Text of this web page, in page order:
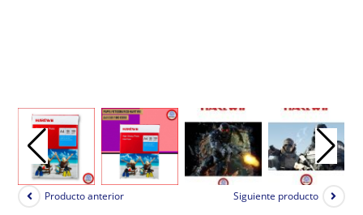
Producto anterior Siguiente producto